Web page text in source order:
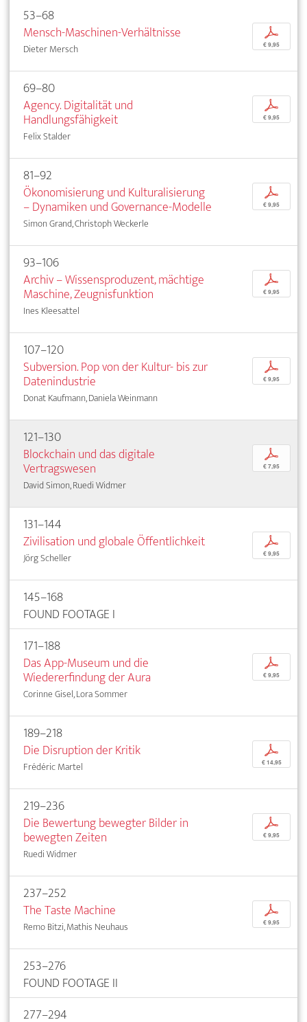
53–68
Mensch-Maschinen-Verhältnisse
Dieter Mersch
p
€ 9,95
69–80
Agency. Digitalität und
Handlungsfähigkeit
Felix Stalder
p
€ 9,95
81–92
Ökonomisierung und Kulturalisierung
– Dynamiken und Governance-Modelle
Simon Grand, Christoph Weckerle
p
€ 9,95
93–106
Archiv – Wissensproduzent, mächtige
Maschine, Zeugnisfunktion
Ines Kleesattel
p
€ 9,95
107–120
Subversion. Pop von der Kultur- bis zur
Datenindustrie
Donat Kaufmann, Daniela Weinmann
p
€ 9,95
121–130
Blockchain und das digitale
Vertragswesen
David Simon, Ruedi Widmer
p
€ 7,95
131–144
Zivilisation und globale Öffentlichkeit
Jörg Scheller
p
€ 9,95
145–168
FOUND FOOTAGE I
171–188
Das App-Museum und die
Wiedererfindung der Aura
Corinne Gisel, Lora Sommer
p
€ 9,95
189–218
Die Disruption der Kritik
Frédéric Martel
p
€ 14,95
219–236
Die Bewertung bewegter Bilder in
bewegten Zeiten
Ruedi Widmer
p
€ 9,95
237–252
The Taste Machine
Remo Bitzi, Mathis Neuhaus
p
€ 9,95
253–276
FOUND FOOTAGE II
277–294